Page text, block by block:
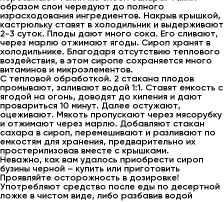
образом слои чередуют до полного
израсходования ингредиентов. Накрыв крышкой,
кастрюльку ставят в холодильник и выдерживают
2-3 суток. Плоды дают много сока. Его сливают,
через марлю отжимают ягоды. Сироп хранят в
холодильнике. Благодаря отсутствию теплового
воздействия, в этом сиропе сохраняется много
витаминов и микроэлементов.
С тепловой обработкой. 2 стакана плодов
промывают, заливают водой 1:1. Ставят емкость с
ягодой на огонь, доводят до кипения и дают
провариться 10 минут. Далее остужают,
оцеживают. Мякоть пропускают через мясорубку
и отжимают через марлю. Добавляют стакан
сахара в сироп, перемешивают и разливают по
емкостям для хранения, предварительно их
простерилизовав вместе с крышками.
Неважно, как вам удалось приобрести сироп
бузины черной – купить или приготовить
Проявляйте осторожность в дозировке!
Употребляют средство после еды по десертной
ложке в чистом виде, либо разбавив водой